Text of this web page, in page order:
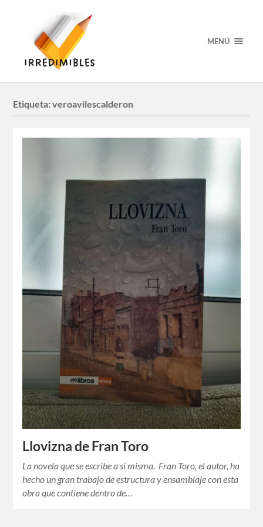
MENÚ
Etiqueta:veroavilescalderon
Llovizna de Fran Toro
La novela que se escribe a sí misma. Fran Toro, el autor, ha
hecho un gran trabajo de estructura y ensamblaje con esta
obra que contiene dentro de…